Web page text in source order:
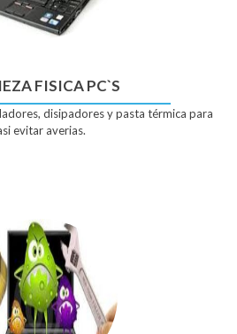
FISICA PC`S
disipadores y pasta térmica para
evitar averias.